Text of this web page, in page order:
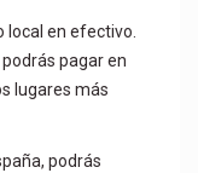
local en efectivo.
pagar en
lugares más
podrás